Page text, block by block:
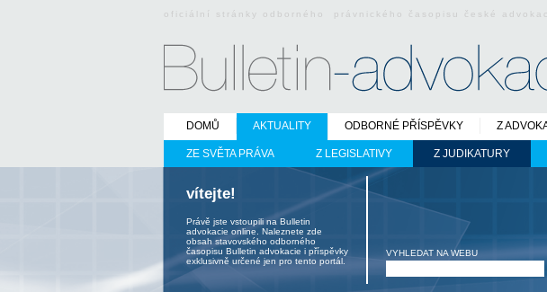
oficiální stránky odborného právnického časopisu české
DOMŮ AKTUALITY
ZE SVĚTA PRÁVA Z LEGISLATIVY Z JUDIKATURY
ODBORNÉ PŘÍSPĚVKY Z
vítejte!
Právě jste vstoupili na Bulletin
advokacie online. Naleznete zde
obsah stavovského odborného
časopisu Bulletin advokacie i příspěvky
exklusivně určené jen pro tento portál.
VYHLEDAT NA WEBU